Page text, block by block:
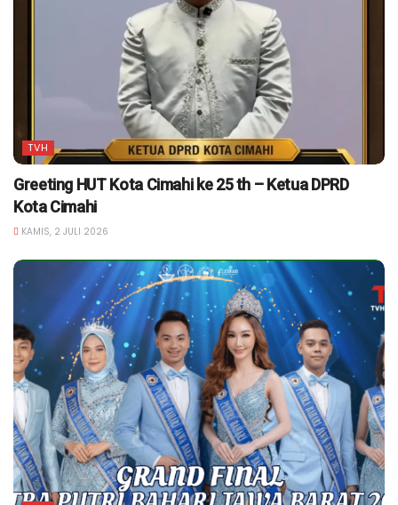
TVH
Greeting HUT Kota Cimahi ke 25 th – Ketua DPRD
Kota Cimahi
KAMIS, 2 JULI 2026